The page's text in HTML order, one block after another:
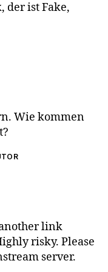
der ist Fake,
Wie kommen
link
risky. Please
server.